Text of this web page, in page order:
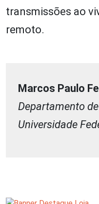
transmissões ao
remoto.
Marcos Paulo
Departamento
Universidade